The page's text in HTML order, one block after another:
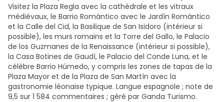
Visitez la Plaza Regla avec la cathédrale et les vitraux
médiévaux, le Barrio Romántico avec le Jardín Romántico
et la Calle del Cid, la Basilique de San Isidoro (intérieur si
possible), les murs romains et la Torre del Gallo, le Palacio
de los Guzmanes de la Renaissance (intérieur si possible),
la Casa Botines de Gaudí, le Palacio del Conde Luna, et le
célèbre Barrio Húmedo, y compris les zones de tapas de la
Plaza Mayor et de la Plaza de San Martín avec la
gastronomie léonaise typique. Langue espagnole ; note de
9,5 sur 1 584 commentaires ; géré par Ganda Turismo.